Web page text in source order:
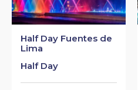
Half Day Fuentes de
Lima
Half Day